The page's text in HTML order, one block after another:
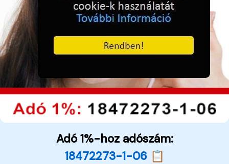
Adó 1%-hoz adószám:
18472273-1-06 📋